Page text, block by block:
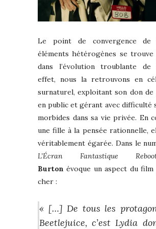
Le point de convergence de
éléments hétérogènes se
dans l’évolution troublante de
effet, nous la retrouvons en
surnaturel, exploitant son don
en public et gérant avec difficulté
morbides dans sa vie privée. En
une fille à la pensée rationnelle,
véritablement égarée. Dans le
L’Écran Fantastique
Burton évoque un aspect du
cher :
« […] De tous les
Beetlejuice, c’est Lydia